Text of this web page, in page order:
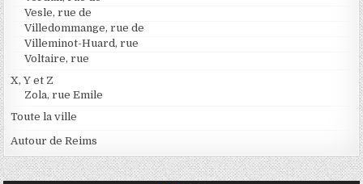
Vesle, rue de
Villedommange, rue de
Villeminot-Huard, rue
Voltaire, rue
X, Y et Z
Zola, rue Emile
Toute la ville
Autour de Reims